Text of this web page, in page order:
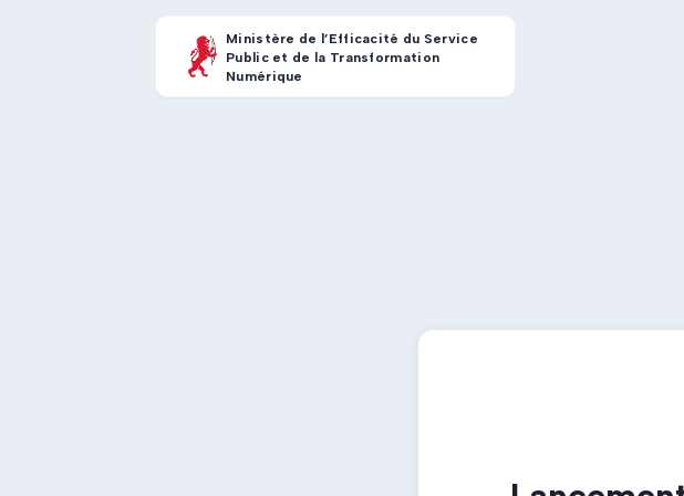
Ministère de l’Efficacité du Service
Public et de la Transformation
Numérique